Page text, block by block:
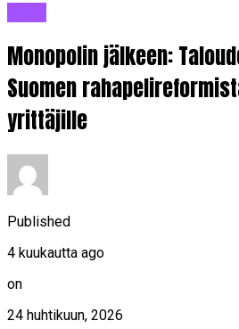
Monopolin jälkeen:
Suomen
yrittäjille
Published
4 kuukautta ago
on
24 huhtikuun, 2026